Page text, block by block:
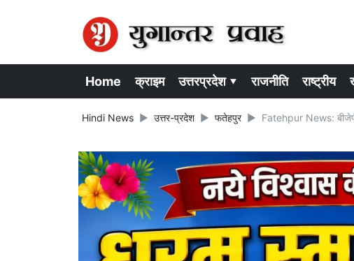
Home क्राइम उत्तरप्रदेश ▾ राजनीति राष्ट्रीय
Hindi News उत्तर-प्रदेश फतेहपुर Fatehpur News: बीजेपी